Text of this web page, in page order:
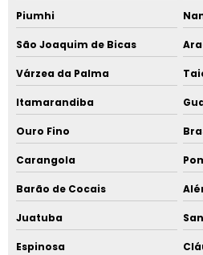
Piumhi
São Joaquim de Bicas
Várzea da Palma
Itamarandiba
Ouro Fino
Carangola
Barão de Cocais
Juatuba
Espinosa